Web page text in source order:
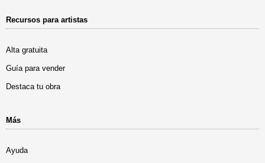
Recursos para artistas
Alta gratuita
Guía para vender
Destaca tu obra
Más
Ayuda